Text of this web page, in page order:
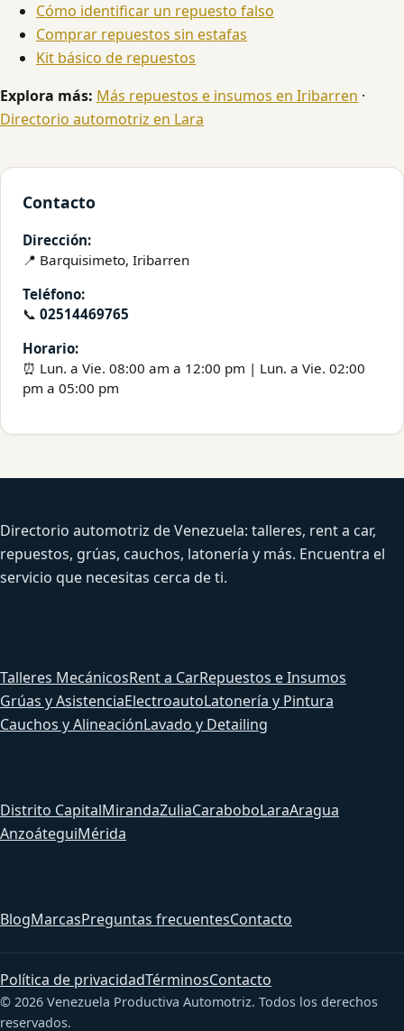
Cómo identificar un repuesto falso
Comprar repuestos sin estafas
Kit básico de repuestos
Explora más: Más repuestos e insumos en Iribarren ·
Directorio automotriz en Lara
Contacto
Dirección:
📍 Barquisimeto, Iribarren
Teléfono:
📞 02514469765
Horario:
⏰ Lun. a Vie. 08:00 am a 12:00 pm | Lun. a Vie. 02:00
pm a 05:00 pm
Directorio automotriz de Venezuela: talleres, rent a car,
repuestos, grúas, cauchos, latonería y más. Encuentra el
servicio que necesitas cerca de ti.
Talleres MecánicosRent a CarRepuestos e Insumos
Grúas y AsistenciaElectroautoLatonería y Pintura
Cauchos y AlineaciónLavado y Detailing
Distrito CapitalMirandaZuliaCaraboboLaraAragua
AnzoáteguiMérida
BlogMarcasPreguntas frecuentesContacto
Política de privacidadTérminosContacto
© 2026 Venezuela Productiva Automotriz. Todos los derechos
reservados.